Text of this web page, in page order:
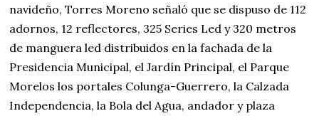
navideño, Torres Moreno señaló que se dispuso de 112
adornos, 12 reflectores, 325 Series Led y 320 metros
de manguera led distribuidos en la fachada de la
Presidencia Municipal, el Jardín Principal, el Parque
Morelos los portales Colunga-Guerrero, la Calzada
Independencia, la Bola del Agua, andador y plaza